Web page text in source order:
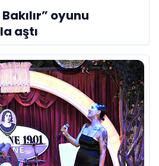
oyunu
aştı